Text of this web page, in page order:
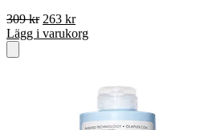
309kr Det
ursprungliga
263 krDet
nuvarande
Lägg i varukorg